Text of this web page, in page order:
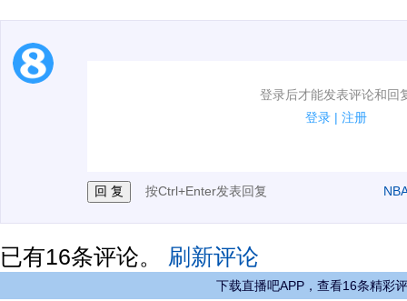
登录后才能发表评论和回
登录 | 注册
1.电脑端新用户可以发表评论了！
按Ctrl+Enter发表回复
已有16条评论。 刷新评论
下载直播吧APP，查看16条精彩